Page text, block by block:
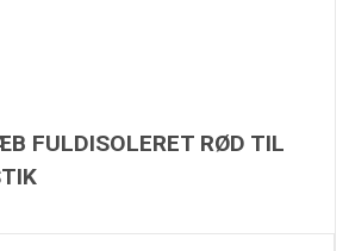
FULDISOLERET RØD TIL